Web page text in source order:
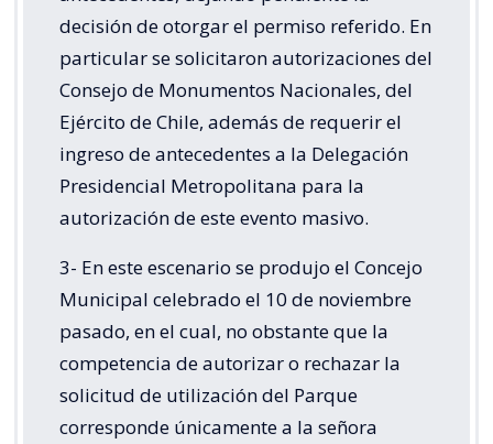
decisión de otorgar el permiso referido. En
particular se solicitaron autorizaciones del
Consejo de Monumentos Nacionales, del
Ejército de Chile, además de requerir el
ingreso de antecedentes a la Delegación
Presidencial Metropolitana para la
autorización de este evento masivo.
3- En este escenario se produjo el Concejo
Municipal celebrado el 10 de noviembre
pasado, en el cual, no obstante que la
competencia de autorizar o rechazar la
solicitud de utilización del Parque
corresponde únicamente a la señora